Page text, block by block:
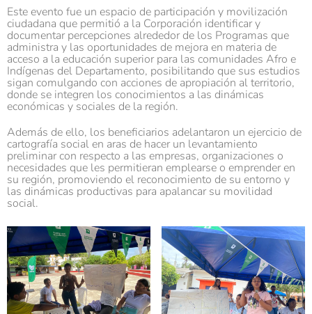
Este evento fue un espacio de participación y movilización
ciudadana que permitió a la Corporación identificar y
documentar percepciones alrededor de los Programas que
administra y las oportunidades de mejora en materia de
acceso a la educación superior para las comunidades Afro e
Indígenas del Departamento, posibilitando que sus estudios
sigan comulgando con acciones de apropiación al territorio,
donde se integren los conocimientos a las dinámicas
económicas y sociales de la región.
Además de ello, los beneficiarios adelantaron un ejercicio de
cartografía social en aras de hacer un levantamiento
preliminar con respecto a las empresas, organizaciones o
necesidades que les permitieran emplearse o emprender en
su región, promoviendo el reconocimiento de su entorno y
las dinámicas productivas para apalancar su movilidad
social.